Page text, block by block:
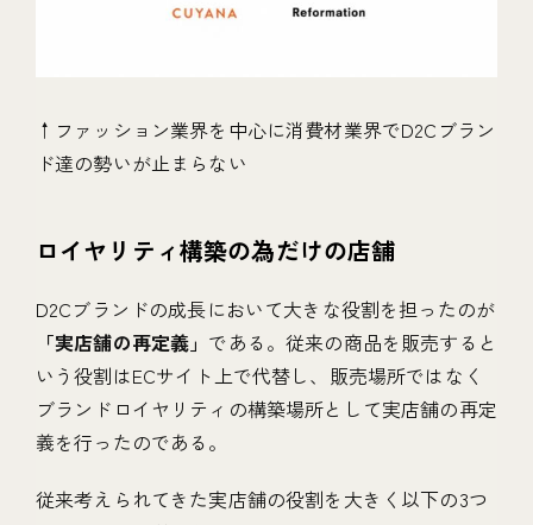
↑ファッション業界を中心に消費材業界でD2Cブラン
ド達の勢いが止まらない
ロイヤリティ構築の為だけの店舗
D2Cブランドの成長において大きな役割を担ったのが
「実店舗の再定義」 である。従来の商品を販売すると
いう役割はECサイト上で代替し、販売場所ではなく
ブランドロイヤリティの構築場所として実店舗の再定
義を行ったのである。
従来考えられてきた実店舗の役割を大きく以下の3つ